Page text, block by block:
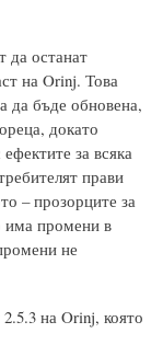
да останат
на Orinj. Това
да бъде обновена,
докато
за всяка
прави
– прозорците за
има промени в
не
на Orinj, която